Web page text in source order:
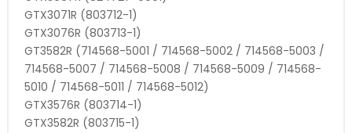
GTX3071R (803712-1)
GTX3076R (803713-1)
GT3582R (714568-5001 / 714568-5002 / 714568-5003 /
714568-5007 / 714568-5008 / 714568-5009 / 714568-
5010 / 714568-5011 / 714568-5012)
GTX3576R (803714-1)
GTX3582R (803715-1)